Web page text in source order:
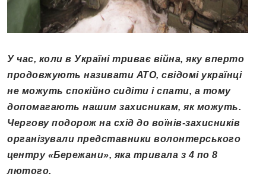
У час, коли в Україні триває війна, яку вперто
продовжують називати АТО, свідомі українці
не можуть спокійно сидіти і спати, а тому
допомагають нашим захисникам, як можуть.
Чергову подорож на схід до воїнів-захисників
організували представники волонтерського
центру «Бережани», яка тривала з 4 по 8
лютого.